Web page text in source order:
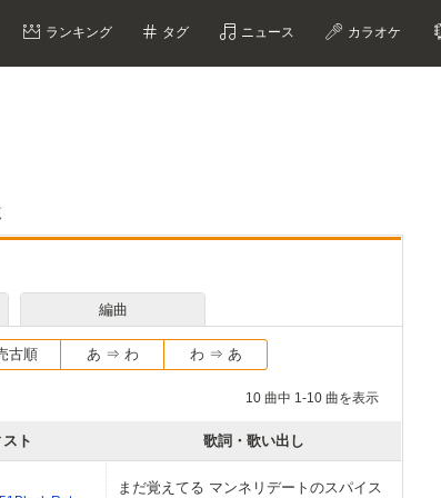
ランキング タグ ニュース カラオケ
編曲
古順 あ ⇒ わ わ ⇒ あ
10 曲中 1-10 曲を表示
ト 歌詞・歌い出し
まだ覚えてる マンネリデートのスパイス